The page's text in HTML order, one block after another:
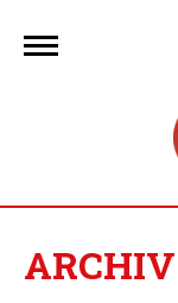
Inhalt
springen
ARCHIV